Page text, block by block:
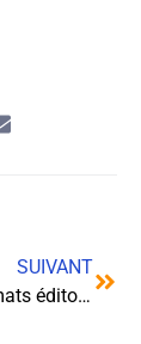
SUIVANT
Nouveaux formats éditoriaux : Comment Narratiiv forge les narrateurs multimédia de demain